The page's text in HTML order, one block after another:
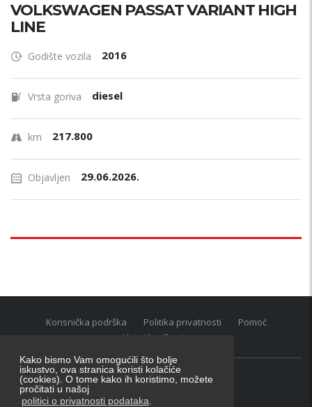
Kako bismo Vam omogućili što bolje
iskustvo, ova stranica koristi kolačiće
(cookies). O tome kako ih koristimo, možete
pročitati u našoj
politici o privatnosti podataka
VOLKSWAGEN PASSAT VARIANT HIGH
LINE
Godište vozila 2016
Vrsta goriva diesel
km 217.800
Objavljen 29.06.2026.
Korisnička podrška Politika privatnosti
Pomoć
Uvjeti korištenja
Oglasnik grupacija:posao.hr|oglasnik.hr|auti.hr
Tečaj za konverziju u EUR valutu: 1 euro = 7.53450 kn